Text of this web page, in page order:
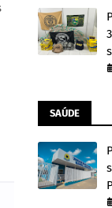
SAÚDE